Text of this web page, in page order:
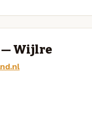
— Wijlre